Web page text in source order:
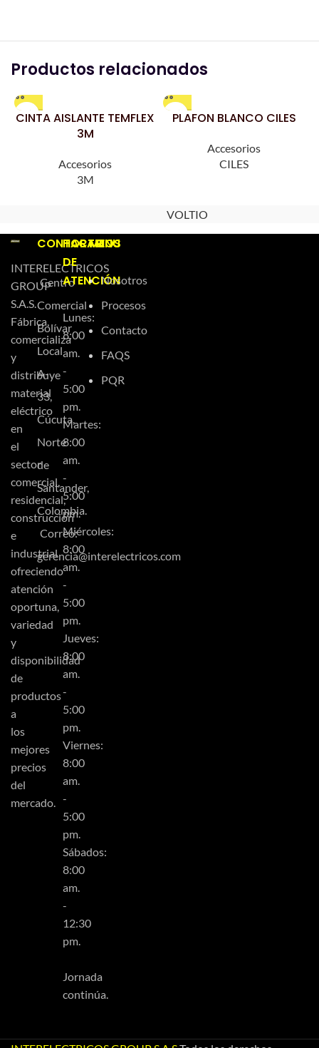
Productos relacionados
CINTA AISLANTE TEMFLEX
3M
Accesorios
3M
PLAFON BLANCO CILES
Accesorios
CILES
VOLTIO
INTERELECTRICOS
GROUP
S.A.S.
Fábrica,
comercializa
y
distribuye
material
eléctrico
en
el
sector
comercial,
residencial,
construcción
e
industrial
ofreciendo
atención
oportuna,
variedad
y
disponibilidad
de
productos
a
los
mejores
precios
del
mercado.
CONTACTO
Centro
Comercial
Bolívar
Local
A-
33,
Cúcuta,
Norte
de
Santander,
Colombia.
Correo:
gerencia@interelectricos.com
HORARIOS
DE
ATENCIÓN
Lunes:
8:00
am.
-
5:00
pm.
Martes:
8:00
am.
-
5:00
pm.
Miércoles:
8:00
am.
-
5:00
pm.
Jueves:
8:00
am.
-
5:00
pm.
Viernes:
8:00
am.
-
5:00
pm.
Sábados:
8:00
am.
-
12:30
pm.
Jornada
continúa.
MENU
Nosotros
Procesos
Contacto
FAQS
PQR